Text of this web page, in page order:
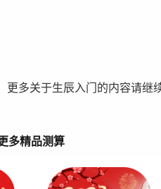
多关于生辰入门的内容请继
多精品测算